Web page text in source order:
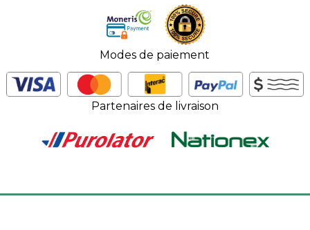
Modes de paiement
Partenaires de livraison